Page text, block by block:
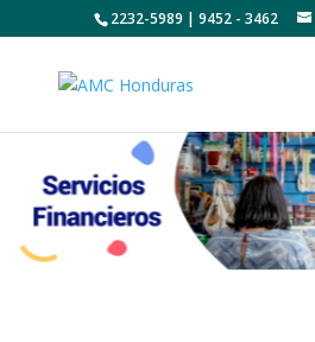
2232-5989 | 9452 - 3462